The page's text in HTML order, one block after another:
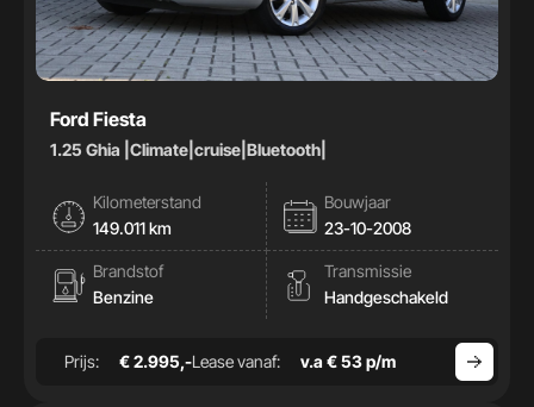
Ford Fiesta
1.25 Ghia |Climate|cruise|Bluetooth|
Kilometerstand
149.011 km
Bouwjaar
23-10-2008
Brandstof
Benzine
Transmissie
Handgeschakeld
Prijs: € 2.995,-Lease vanaf: v.a € 53 p/m